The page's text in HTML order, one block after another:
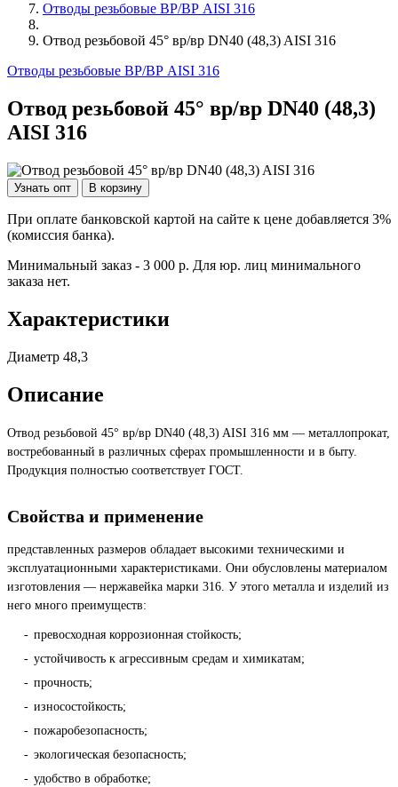
Отводы резьбовые ВР/ВР AISI 316
Отвод резьбовой 45° вр/вр DN40 (48,3) AISI 316
Отводы резьбовые ВР/ВР AISI 316
Отвод резьбовой 45° вр/вр DN40 (48,3)
AISI 316
Узнать опт В корзину
При оплате банковской картой на сайте к цене добавляется 3%
(комиссия банка).
Минимальный заказ - 3 000 р. Для юр. лиц минимального
заказа нет.
Характеристики
Диаметр 48,3
Описание
Отвод резьбовой 45° вр/вр DN40 (48,3) AISI 316 мм — металлопрокат,
востребованный в различных сферах промышленности и в быту.
Продукция полностью соответствует ГОСТ.
Свойства и применение
представленных размеров обладает высокими техническими и
эксплуатационными характеристиками. Они обусловлены материалом
изготовления — нержавейка марки 316. У этого металла и изделий из
него много преимуществ:
превосходная коррозионная стойкость;
устойчивость к агрессивным средам и химикатам;
прочность;
износостойкость;
пожаробезопасность;
экологическая безопасность;
удобство в обработке;